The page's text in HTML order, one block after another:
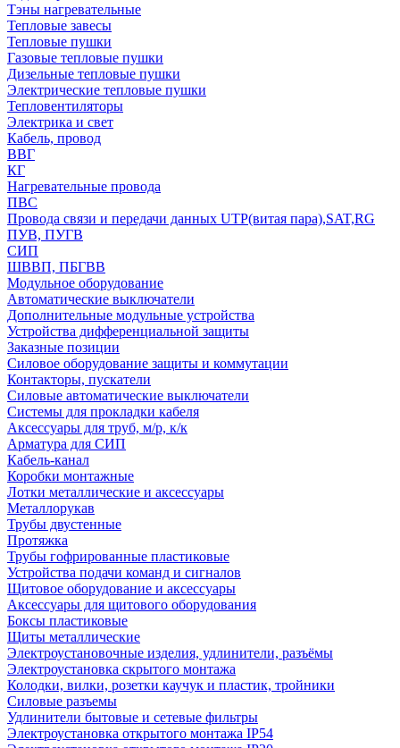
Тэны нагревательные
Тепловые завесы
Тепловые пушки
Газовые тепловые пушки
Дизельные тепловые пушки
Электрические тепловые пушки
Тепловентиляторы
Электрика и свет
Кабель, провод
ВВГ
КГ
Нагревательные провода
ПВС
Провода связи и передачи данных UTP(витая пара),SAT,RG
ПУВ, ПУГВ
СИП
ШВВП, ПБГВВ
Модульное оборудование
Автоматические выключатели
Дополнительные модульные устройства
Устройства дифференциальной защиты
Заказные позиции
Силовое оборудование защиты и коммутации
Контакторы, пускатели
Силовые автоматические выключатели
Системы для прокладки кабеля
Аксессуары для труб, м/р, к/к
Арматура для СИП
Кабель-канал
Коробки монтажные
Лотки металлические и аксессуары
Металлорукав
Трубы двустенные
Протяжка
Трубы гофрированные пластиковые
Устройства подачи команд и сигналов
Щитовое оборудование и аксессуары
Аксессуары для щитового оборудования
Боксы пластиковые
Щиты металлические
Электроустановочные изделия, удлинители, разъёмы
Электроустановка скрытого монтажа
Колодки, вилки, розетки каучук и пластик, тройники
Силовые разъемы
Удлинители бытовые и сетевые фильтры
Электроустановка открытого монтажа IP54